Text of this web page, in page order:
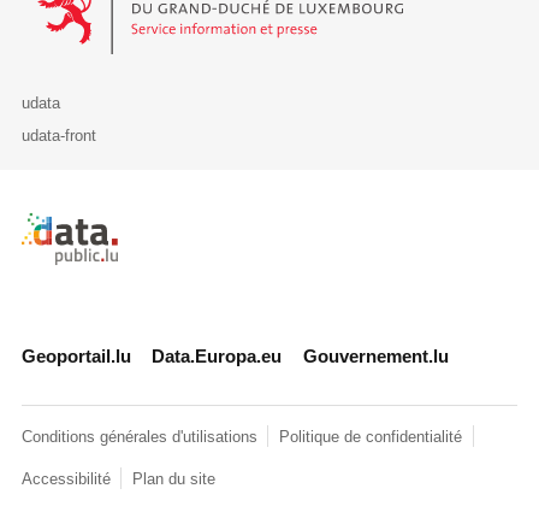
udata
udata-front
Retour à l'accueil de data.public.lu
Geoportail.lu Data.Europa.eu Gouvernement.lu
Conditions générales d'utilisations Politique de confidentialité
Accessibilité Plan du site